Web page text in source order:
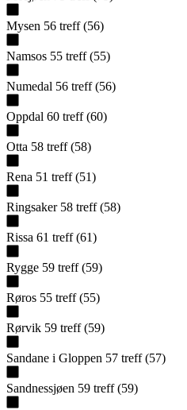
Mysen 56 treff (56)
Namsos 55 treff (55)
Numedal 56 treff (56)
Oppdal 60 treff (60)
Otta 58 treff (58)
Rena 51 treff (51)
Ringsaker 58 treff (58)
Rissa 61 treff (61)
Rygge 59 treff (59)
Røros 55 treff (55)
Rørvik 59 treff (59)
Sandane i Gloppen 57 treff (57)
Sandnessjøen 59 treff (59)